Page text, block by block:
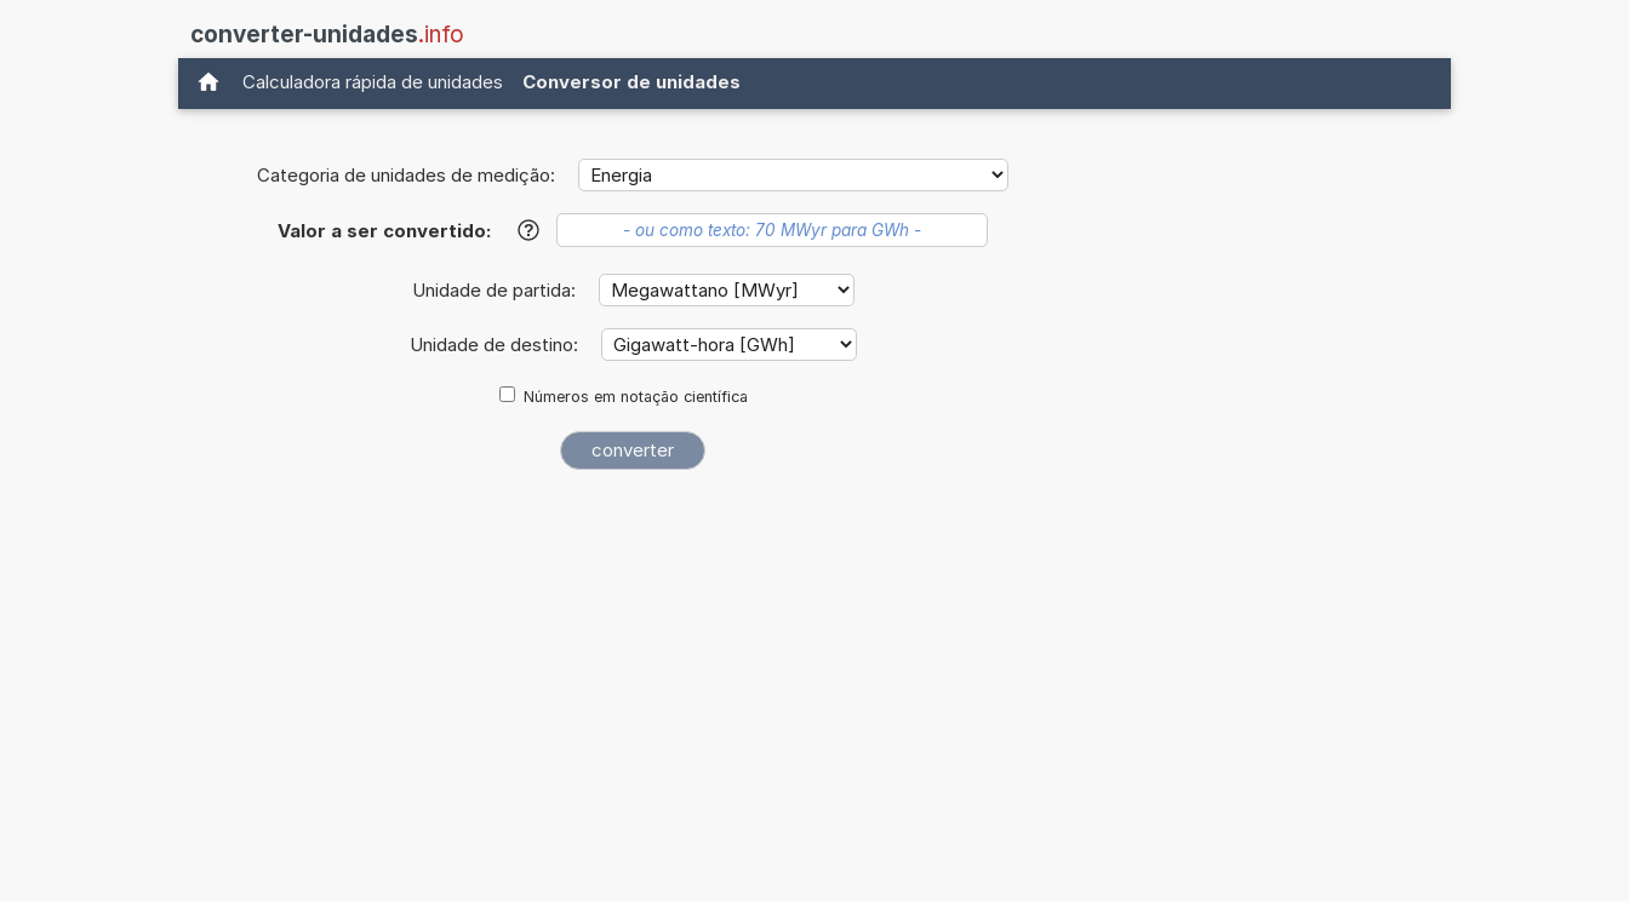
converter-unidades.info
Calculadora rápida de unidades Conversor de unidades
Categoria de unidades de medição:
Valor a ser convertido: ?
Unidade de partida:
Unidade de destino:
Números em notação científica